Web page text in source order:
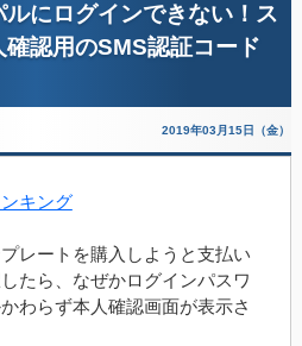
ルにログインできない！ス
認用のSMS認証コード
2019年03月15日（金）
キング
レートを購入しようと支払い
たら、なぜかログインパスワ
わらず本人確認画面が表示さ